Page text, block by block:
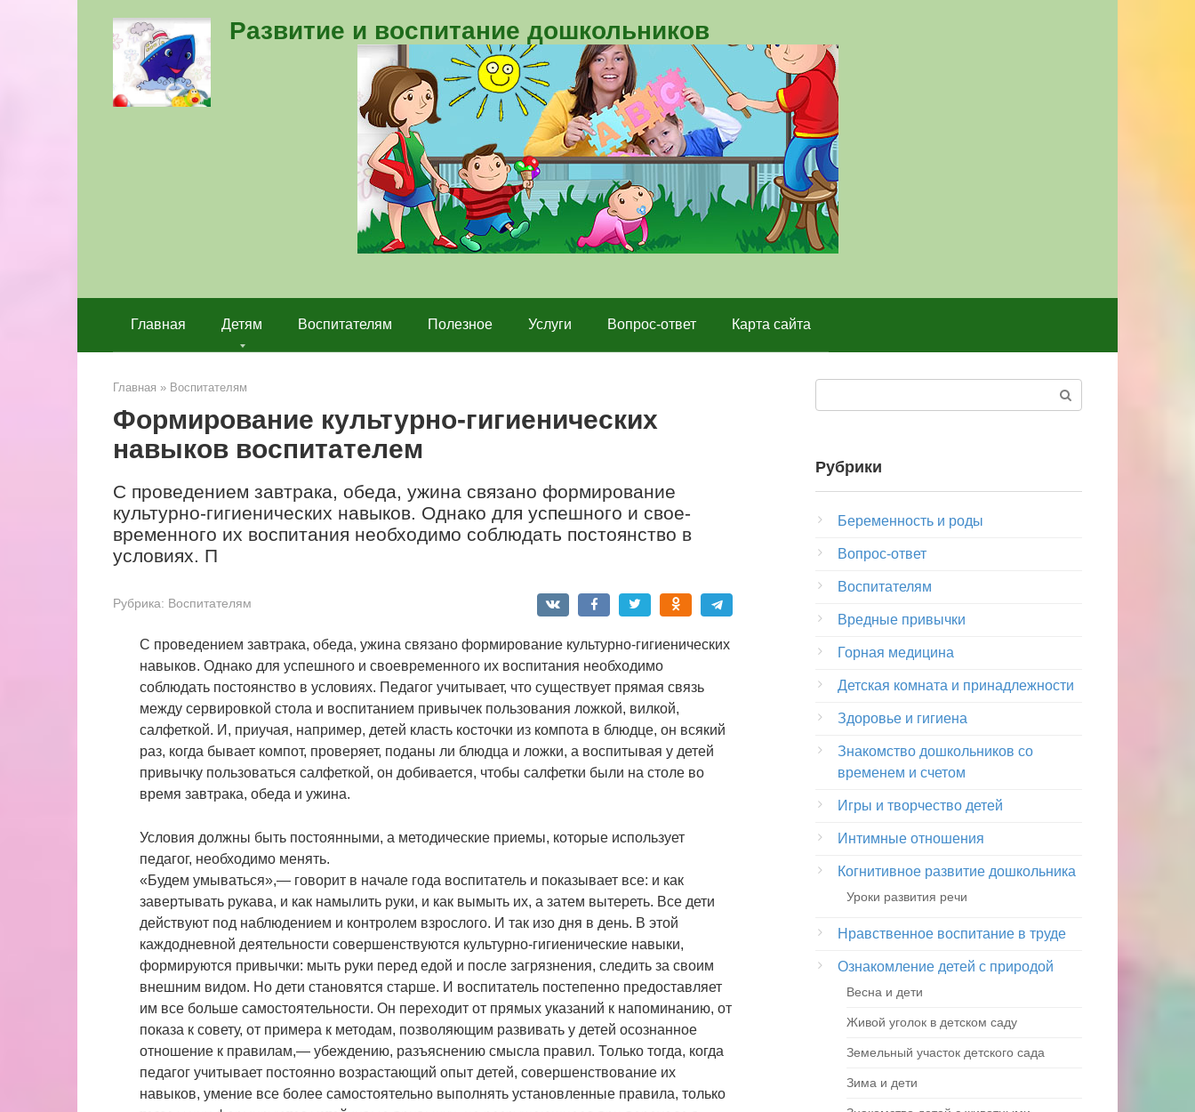
Развитие и воспитание дошкольников
Главная Детям Воспитателям Полезное Услуги Вопрос-ответ Карта сайта
Главная » Воспитателям
Формирование культурно-гигиенических
навыков воспитателем
С проведением завтрака, обеда, ужина связано формирование
культурно-гигиенических навыков. Однако для успешного и свое­
временного их воспитания необходимо соблюдать постоянство в
условиях. П
Рубрика: Воспитателям
С проведением завтрака, обеда, ужина связано формирование культурно-гигиенических
навыков. Однако для успешного и своевременного их воспитания необходимо
соблюдать постоянство в условиях. Педагог учитывает, что существует прямая связь
между сервировкой стола и воспитанием привычек пользования ложкой, вилкой,
салфеткой. И, приучая, например, детей класть косточки из компота в блюдце, он всякий
раз, когда бывает компот, проверяет, поданы ли блюдца и ложки, а воспитывая у детей
привычку пользоваться салфеткой, он добивается, чтобы салфетки были на столе во
время завтрака, обеда и ужина.
Условия должны быть постоянными, а методические приемы, которые использует
педагог, необходимо менять.
«Будем умываться»,— говорит в начале года воспитатель и показывает все: и как
завертывать рукава, и как намылить руки, и как вымыть их, а затем вытереть. Все дети
действуют под наблюдением и контролем взрослого. И так изо дня в день. В этой
каждодневной деятельности совершенствуются культурно-гигиенические навыки,
формируются привычки: мыть руки перед едой и после загрязнения, следить за своим
внешним видом. Но дети становятся старше. И воспитатель постепенно предоставляет
им все больше самостоятельности. Он переходит от прямых указаний к напоминанию, от
показа к совету, от примера к методам, позволяющим развивать у детей осознанное
отношение к правилам,— убеждению, разъяснению смысла правил. Только тогда, когда
педагог учитывает постоянно возрастающий опыт детей, совершенствование их
навыков, умение все более самостоятельно выполнять установленные правила, только
Рубрики
Беременность и роды
Вопрос-ответ
Воспитателям
Вредные привычки
Горная медицина
Детская комната и принадлежности
Здоровье и гигиена
Знакомство дошкольников со
временем и счетом
Игры и творчество детей
Интимные отношения
Когнитивное развитие дошкольника
Уроки развития речи
Нравственное воспитание в труде
Ознакомление детей с природой
Весна и дети
Живой уголок в детском саду
Земельный участок детского сада
Зима и дети